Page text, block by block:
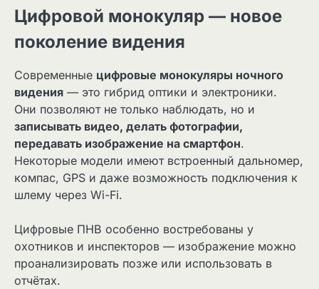
Цифровой монокуляр — новое
поколение видения
Современные цифровые монокуляры ночного
видения — это гибрид оптики и электроники.
Они позволяют не только наблюдать, но и
записывать видео, делать фотографии,
передавать изображение на смартфон.
Некоторые модели имеют встроенный дальномер,
компас, GPS и даже возможность подключения к
шлему через Wi-Fi.
Цифровые ПНВ особенно востребованы у
охотников и инспекторов — изображение можно
проанализировать позже или использовать в
отчётах.